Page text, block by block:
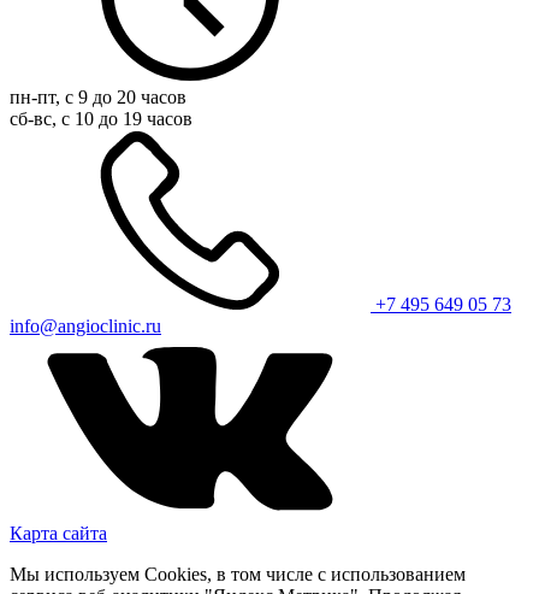
пн-пт, с 9 до 20 часов
сб-вс, с 10 до 19 часов
+7 495 649 05 73
info@angioclinic.ru
Карта сайта
Мы используем Cookies, в том числе с использованием